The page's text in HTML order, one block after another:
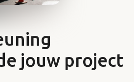
jouw project